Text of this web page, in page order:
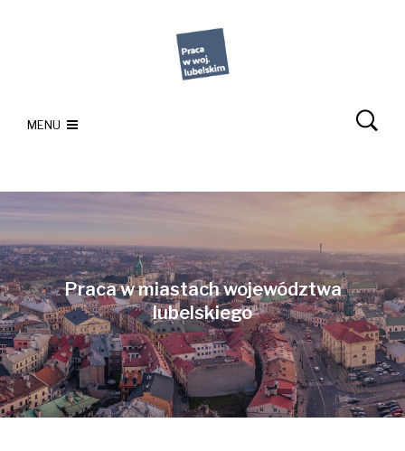
MENU
Praca w miastach województwa
lubelskiego